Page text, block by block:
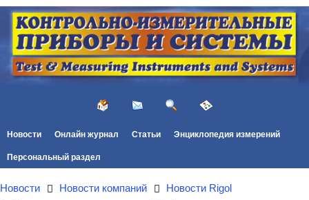
Новости Онлайн журнал Статьи Энциклопедия измерений
Персональный раздел
Новости Новости компаний
Новости Rigol